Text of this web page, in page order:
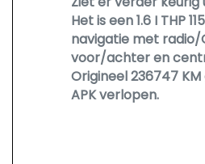
Het is een 1.6 I THP
navigatie met radio/
voor/achter en
Origineel 236747
APK verlopen.